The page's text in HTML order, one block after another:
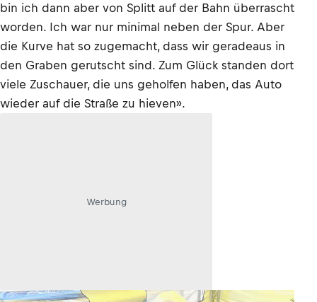
bin ich dann aber von Splitt auf der Bahn überrascht
worden. Ich war nur minimal neben der Spur. Aber
die Kurve hat so zugemacht, dass wir geradeaus in
den Graben gerutscht sind. Zum Glück standen dort
viele Zuschauer, die uns geholfen haben, das Auto
wieder auf die Straße zu hieven».
Werbung